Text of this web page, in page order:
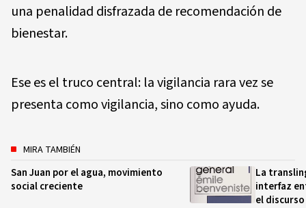
una penalidad disfrazada de recomendación de
bienestar.
Ese es el truco central: la vigilancia rara vez se
presenta como vigilancia, sino como ayuda.
MIRA TAMBIÉN
San Juan por el agua, movimiento
social creciente
La
interfaz
el